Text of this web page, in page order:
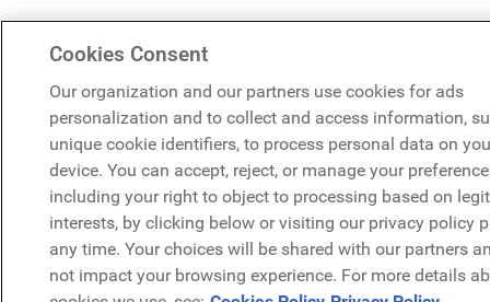
Cookies Consent
Our organization and our partners use cookies for ads
personalization and to collect and access information,
unique cookie identifiers, to process personal data on
device. You can accept, reject, or manage your
including your right to object to processing based on
interests, by clicking below or visiting our privacy policy
any time. Your choices will be shared with our partners
not impact your browsing experience. For more details